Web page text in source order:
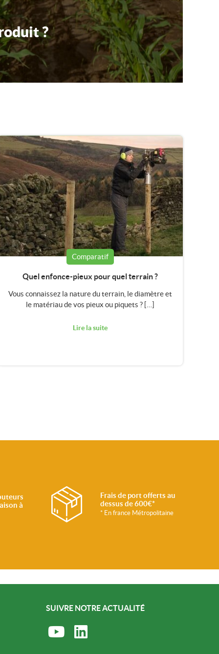
?
Comparatif
Quel enfonce-pieux pour quel terrain ?
Vous connaissez la nature du terrain, le diamètre et
le matériau de vos pieux ou piquets ? […]
Lire la suite
à
Frais de port offerts au
dessus de 600€*
* En france Métropolitaine
SUIVRE NOTRE ACTUALITÉ